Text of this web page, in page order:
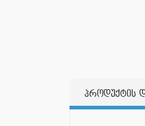
პროდუქტის